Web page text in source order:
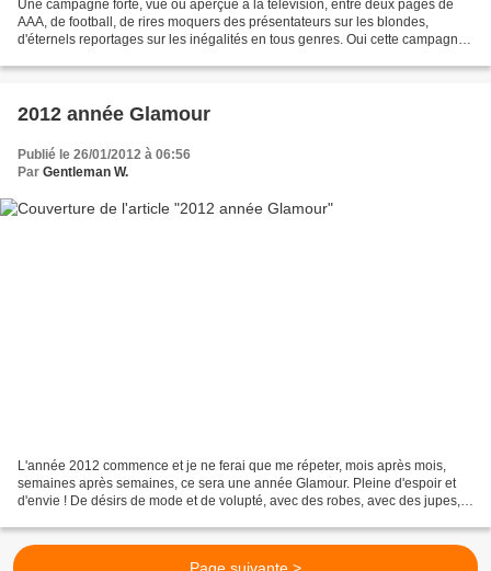
Une campagne forte, vue ou aperçue à la télévision, entre deux pages de
AAA, de football, de rires moquers des présentateurs sur les blondes,
d'éternels reportages sur les inégalités en tous genres. Oui cette campagne
2012 année Glamour
Publié le 26/01/2012 à 06:56
Par Gentleman W.
L'année 2012 commence et je ne ferai que me répeter, mois après mois,
semaines après semaines, ce sera une année Glamour. Pleine d'espoir et
d'envie ! De désirs de mode et de volupté, avec des robes, avec des jupes,
Page suivante >